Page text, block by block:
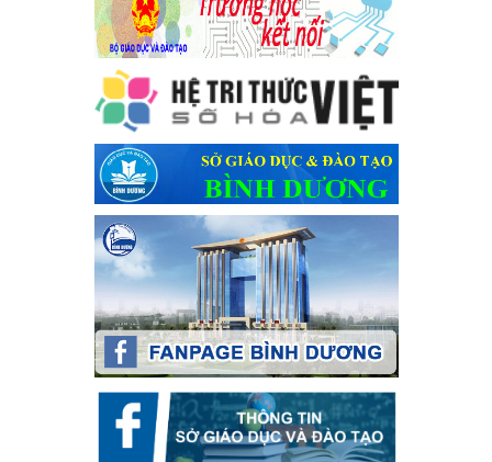
Kế hoạch thực hiện Chỉ thị số 16/CT-TTg ngày 27/05/2023
của Thủ tướng Chính phủ về tăng cường phòng ngừa, đấu
tranh tội phạm, vi phạm pháp luật liên quan đến hoạt động
tổ chức đánh bạc và đánh bạc
Kế hoạch thực hiện Chỉ thị số 16/CT-TTg ngày 27/05/2023 của
Thủ tướng Chính phủ về tăng cường phòng ngừa, đấu tranh tội
phạm, vi phạm pháp luật liên quan đến hoạt động tổ chức đánh
bạc và đánh bạc
Ngày ban hành: 04/03/2024
Kế hoạch Tổ chức Hội trại truyền thống học sinh thị xã Bến
Cát Lần thứ VIII, năm học 2023-2024
Kế hoạch Tổ chức Hội trại truyền thống học sinh thị xã Bến Cát
Lần thứ VIII, năm học 2023-2024
Ngày ban hành: 28/12/2023
Phối hợp rà soát nhu cầu tiêm vắc xin phòng Covid 19
Phối hợp rà soát nhu cầu tiêm vắc xin phòng Covid 19
Ngày ban hành: 22/11/2023